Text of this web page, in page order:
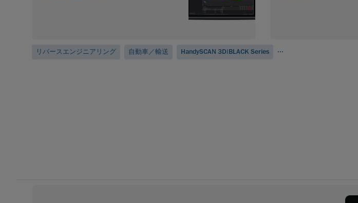
リバースエンジニアリング 自動車／輸送 HandySCAN 3D|BLACK Series ...